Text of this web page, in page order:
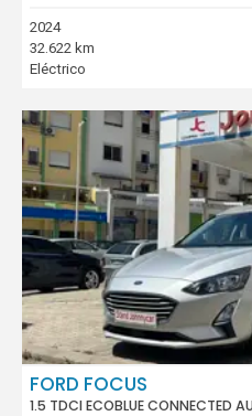
2024
32.622 km
Eléctrico
FORD FOCUS
1.5 TDCI ECOBLUE CONNECTED